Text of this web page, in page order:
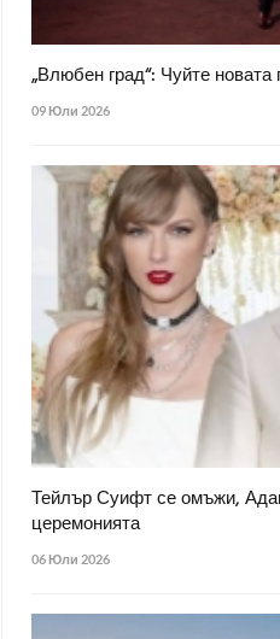
„Влюбен град“: Чуйте
09 Юли 2026
Тейлър Суифт се омъжи,
церемонията
06 Юли 2026